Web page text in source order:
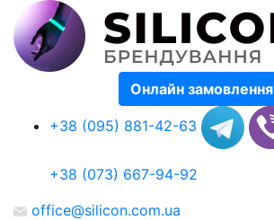
Онлайн замовлення
+38 (095) 881-42-63
+38 (073) 667-94-92
office@silicon.com.ua